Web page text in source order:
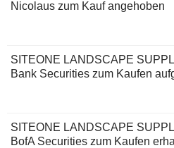
Nicolaus zum Kauf angehoben
SITEONE LANDSCAPE
Bank Securities zum Kaufen
SITEONE LANDSCAPE
BofA Securities zum Kaufen